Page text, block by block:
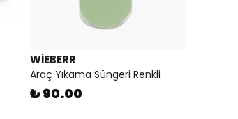
WİEBERR
Araç Yıkama Süngeri Renkli
₺ 90.00